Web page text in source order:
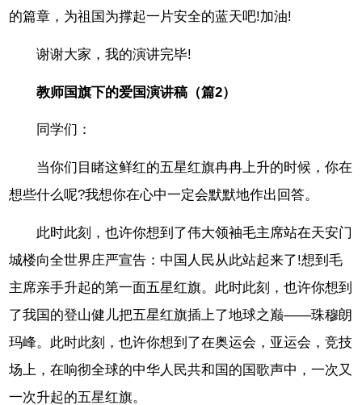
的篇章，为祖国为撑起一片安全的蓝天吧!加油!
谢谢大家，我的演讲完毕!
教师国旗下的爱国演讲稿（篇2）
同学们：
当你们目睹这鲜红的五星红旗冉冉上升的时候，你在
想些什么呢?我想你在心中一定会默默地作出回答。
此时此刻，也许你想到了伟大领袖毛主席站在天安门
城楼向全世界庄严宣告：中国人民从此站起来了!想到毛
主席亲手升起的第一面五星红旗。此时此刻，也许你想到
了我国的登山健儿把五星红旗插上了地球之巅——珠穆朗
玛峰。此时此刻，也许你想到了在奥运会，亚运会，竞技
场上，在响彻全球的中华人民共和国的国歌声中，一次又
一次升起的五星红旗。